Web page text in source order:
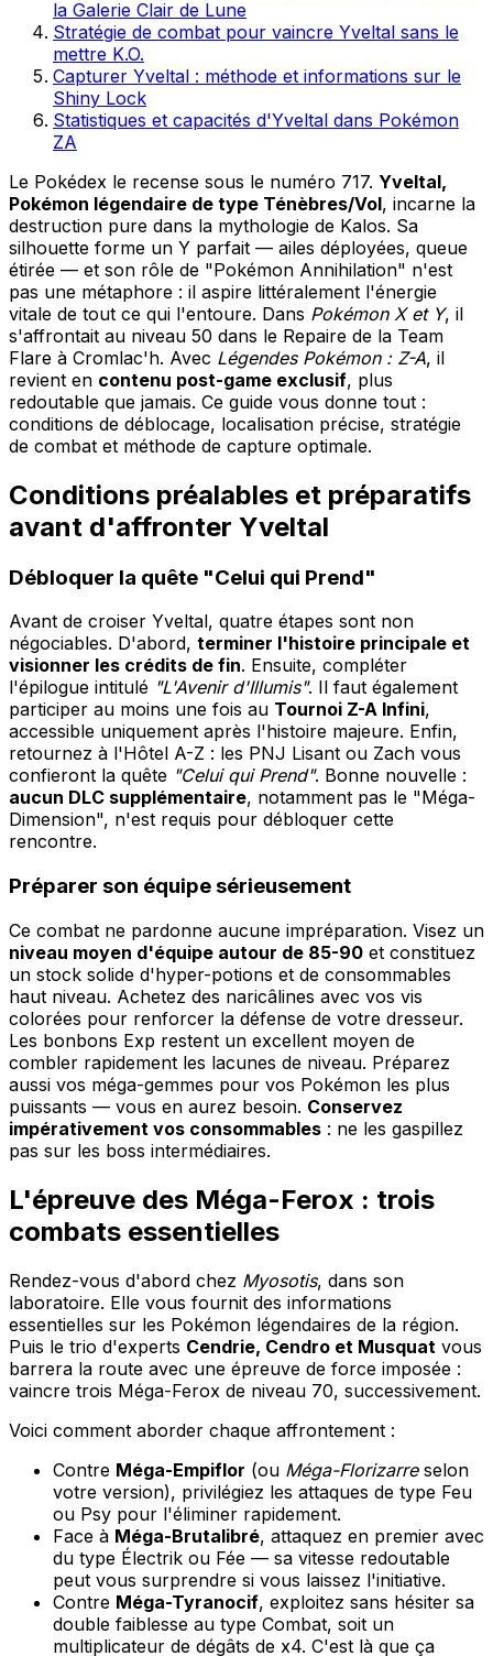
la Galerie Clair de Lune
Stratégie de combat pour vaincre Yveltal sans le
mettre K.O.
Capturer Yveltal : méthode et informations sur le
Shiny Lock
Statistiques et capacités d'Yveltal dans Pokémon
ZA
Le Pokédex le recense sous le numéro 717. Yveltal,
Pokémon légendaire de type Ténèbres/Vol, incarne la
destruction pure dans la mythologie de Kalos. Sa
silhouette forme un Y parfait — ailes déployées, queue
étirée — et son rôle de "Pokémon Annihilation" n'est
pas une métaphore : il aspire littéralement l'énergie
vitale de tout ce qui l'entoure. Dans Pokémon X et Y, il
s'affrontait au niveau 50 dans le Repaire de la Team
Flare à Cromlac'h. Avec Légendes Pokémon : Z-A, il
revient en contenu post-game exclusif, plus
redoutable que jamais. Ce guide vous donne tout :
conditions de déblocage, localisation précise, stratégie
de combat et méthode de capture optimale.
Conditions préalables et préparatifs
avant d'affronter Yveltal
Débloquer la quête "Celui qui Prend"
Avant de croiser Yveltal, quatre étapes sont non
négociables. D'abord, terminer l'histoire principale et
visionner les crédits de fin. Ensuite, compléter
l'épilogue intitulé "L'Avenir d'Illumis". Il faut également
participer au moins une fois au Tournoi Z-A Infini,
accessible uniquement après l'histoire majeure. Enfin,
retournez à l'Hôtel A-Z : les PNJ Lisant ou Zach vous
confieront la quête "Celui qui Prend". Bonne nouvelle :
aucun DLC supplémentaire, notamment pas le "Méga-
Dimension", n'est requis pour débloquer cette
rencontre.
Préparer son équipe sérieusement
Ce combat ne pardonne aucune impréparation. Visez un
niveau moyen d'équipe autour de 85-90 et constituez
un stock solide d'hyper-potions et de consommables
haut niveau. Achetez des naricâlines avec vos vis
colorées pour renforcer la défense de votre dresseur.
Les bonbons Exp restent un excellent moyen de
combler rapidement les lacunes de niveau. Préparez
aussi vos méga-gemmes pour vos Pokémon les plus
puissants — vous en aurez besoin. Conservez
impérativement vos consommables : ne les gaspillez
pas sur les boss intermédiaires.
L'épreuve des Méga-Ferox : trois
combats essentielles
Rendez-vous d'abord chez Myosotis, dans son
laboratoire. Elle vous fournit des informations
essentielles sur les Pokémon légendaires de la région.
Puis le trio d'experts Cendrie, Cendro et Musquat vous
barrera la route avec une épreuve de force imposée :
vaincre trois Méga-Ferox de niveau 70, successivement.
Voici comment aborder chaque affrontement :
Contre Méga-Empiflor (ou Méga-Florizarreselon
votre version), privilégiez les attaques de type Feu
ou Psy pour l'éliminer rapidement.
Face à Méga-Brutalibré, attaquez en premier avec
du type Électrik ou Fée — sa vitesse redoutable
peut vous surprendre si vous laissez l'initiative.
Contre Méga-Tyranocif, exploitez sans hésiter sa
double faiblesse au type Combat, soit un
multiplicateur de dégâts de x4. C'est là que ça